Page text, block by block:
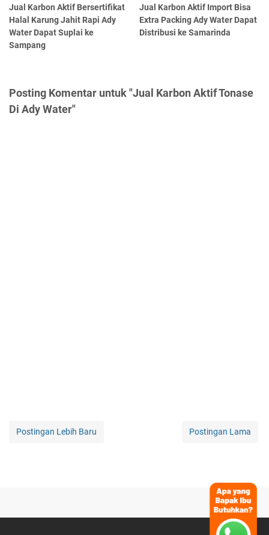
Jual Karbon Aktif Bersertifikat
Halal Karung Jahit Rapi Ady
Water Dapat Suplai ke
Sampang
Jual Karbon Aktif Import Bisa
Extra Packing Ady Water Dapat
Distribusi ke Samarinda
Posting Komentar untuk "Jual Karbon Aktif Tonase
Di Ady Water"
Postingan Lebih Baru Postingan Lama